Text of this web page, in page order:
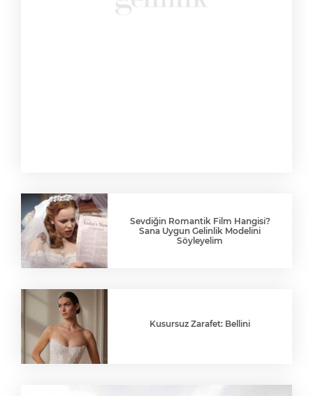
Sevdiğin Romantik Film Hangisi?
Sana Uygun Gelinlik Modelini
Söyleyelim
Kusursuz Zarafet: Bellini